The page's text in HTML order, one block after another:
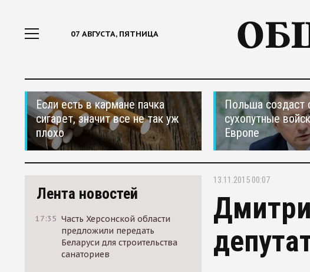
07 АВГУСТА, ПЯТНИЦА
Если есть в кармане пачка
сигарет, значит все не так уж
плохо
Польша создаст
сухопутные
Европе
Лента новостей
17:35 Часть Херсонской области
предложили передать
Беларуси для строительства
санаториев
13.11.2015 00:07